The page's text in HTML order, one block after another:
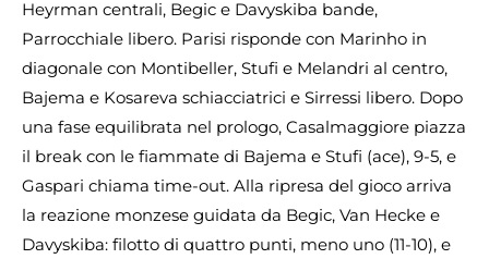
Heyrman centrali, Begic e Davyskiba bande,
Parrocchiale libero. Parisi risponde con Marinho in
diagonale con Montibeller, Stufi e Melandri al centro,
Bajema e Kosareva schiacciatrici e Sirressi libero. Dopo
una fase equilibrata nel prologo, Casalmaggiore piazza
il break con le fiammate di Bajema e Stufi (ace), 9-5, e
Gaspari chiama time-out. Alla ripresa del gioco arriva
la reazione monzese guidata da Begic, Van Hecke e
Davyskiba: filotto di quattro punti, meno uno (11-10), e